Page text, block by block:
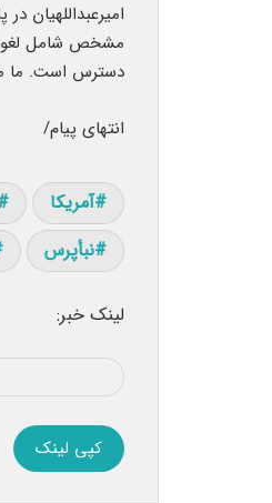
امیرعبداللهیان
مشخص شامل لغو
دسترس است. ما
انتهای پیام/
آمریکا
نبأپرس
لینک خبر:
کپی لینک